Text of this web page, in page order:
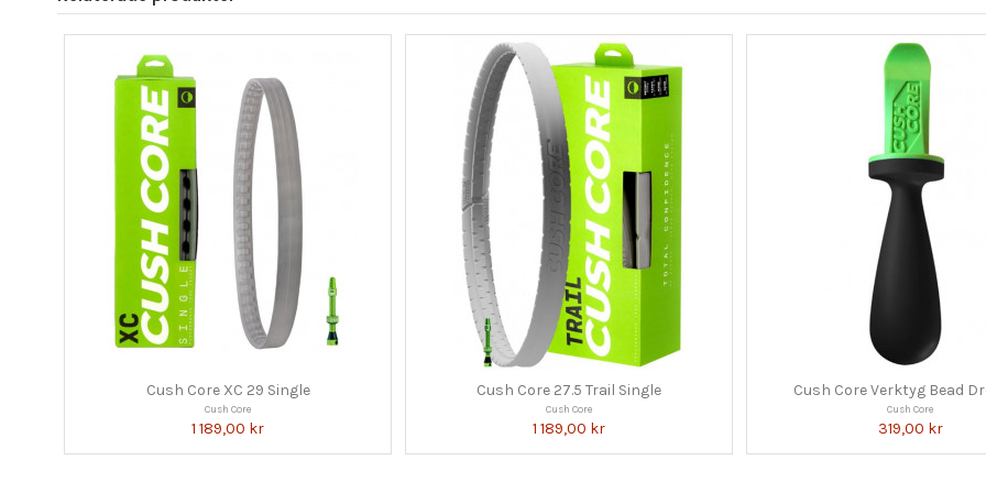
Cush Core XC 29 Single
Cush Core
1 189,00 kr
Cush Core 27.5 Trail Single
Cush Core
1 189,00 kr
Cush Core Verktyg Bead
Cush Core
319,00 kr